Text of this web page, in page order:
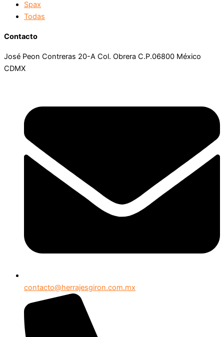
Spax
Todas
Contacto
José Peon Contreras 20-A Col. Obrera C.P.06800 México
CDMX
contacto@herrajesgiron.com.mx